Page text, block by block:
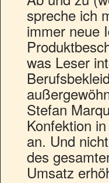
spreche ich
immer neue
was Leser
Stefan
Konfektion
an. Und
des
Umsatz